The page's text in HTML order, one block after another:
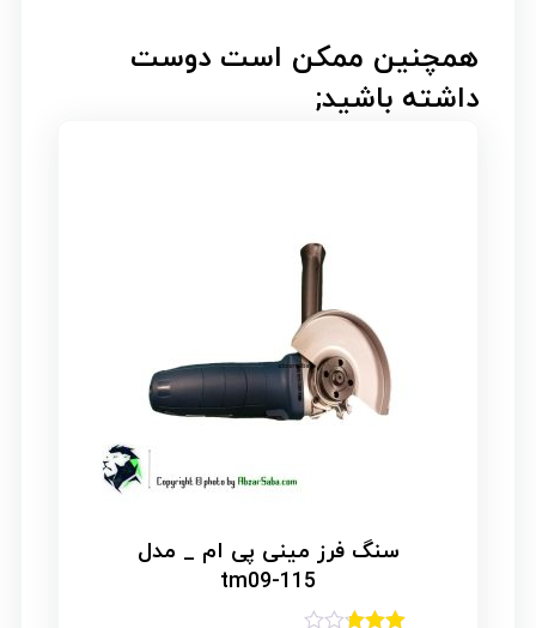
همچنین ممکن است دوست
داشته باشید;
سنگ فرز مینی پی ام _ مدل
tm09-115